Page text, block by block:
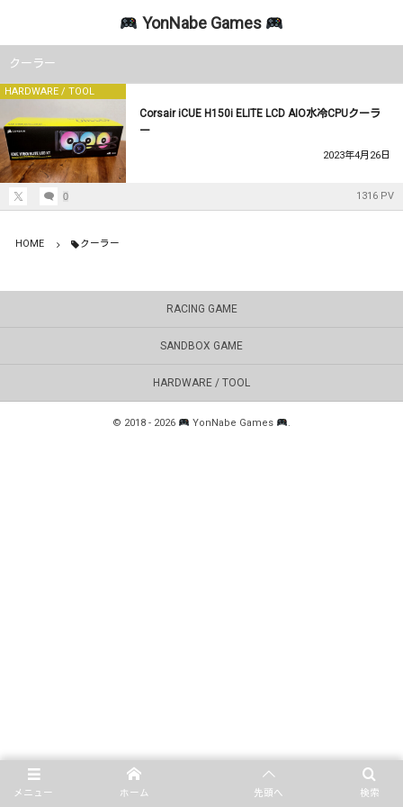
YonNabe Games
クーラー
HARDWARE / TOOL
Corsair iCUE H150i ELITE LCD AIO水冷CPUクーラ
ー
2023年4月26日
0 1316 PV
HOME クーラー
RACING GAME
SANDBOX GAME
HARDWARE / TOOL
© 2018 - 2026 YonNabe Games .
メニュー
アセットコルサ
マインクラフト
PC関係雑記
検索
ホーム 先頭へ